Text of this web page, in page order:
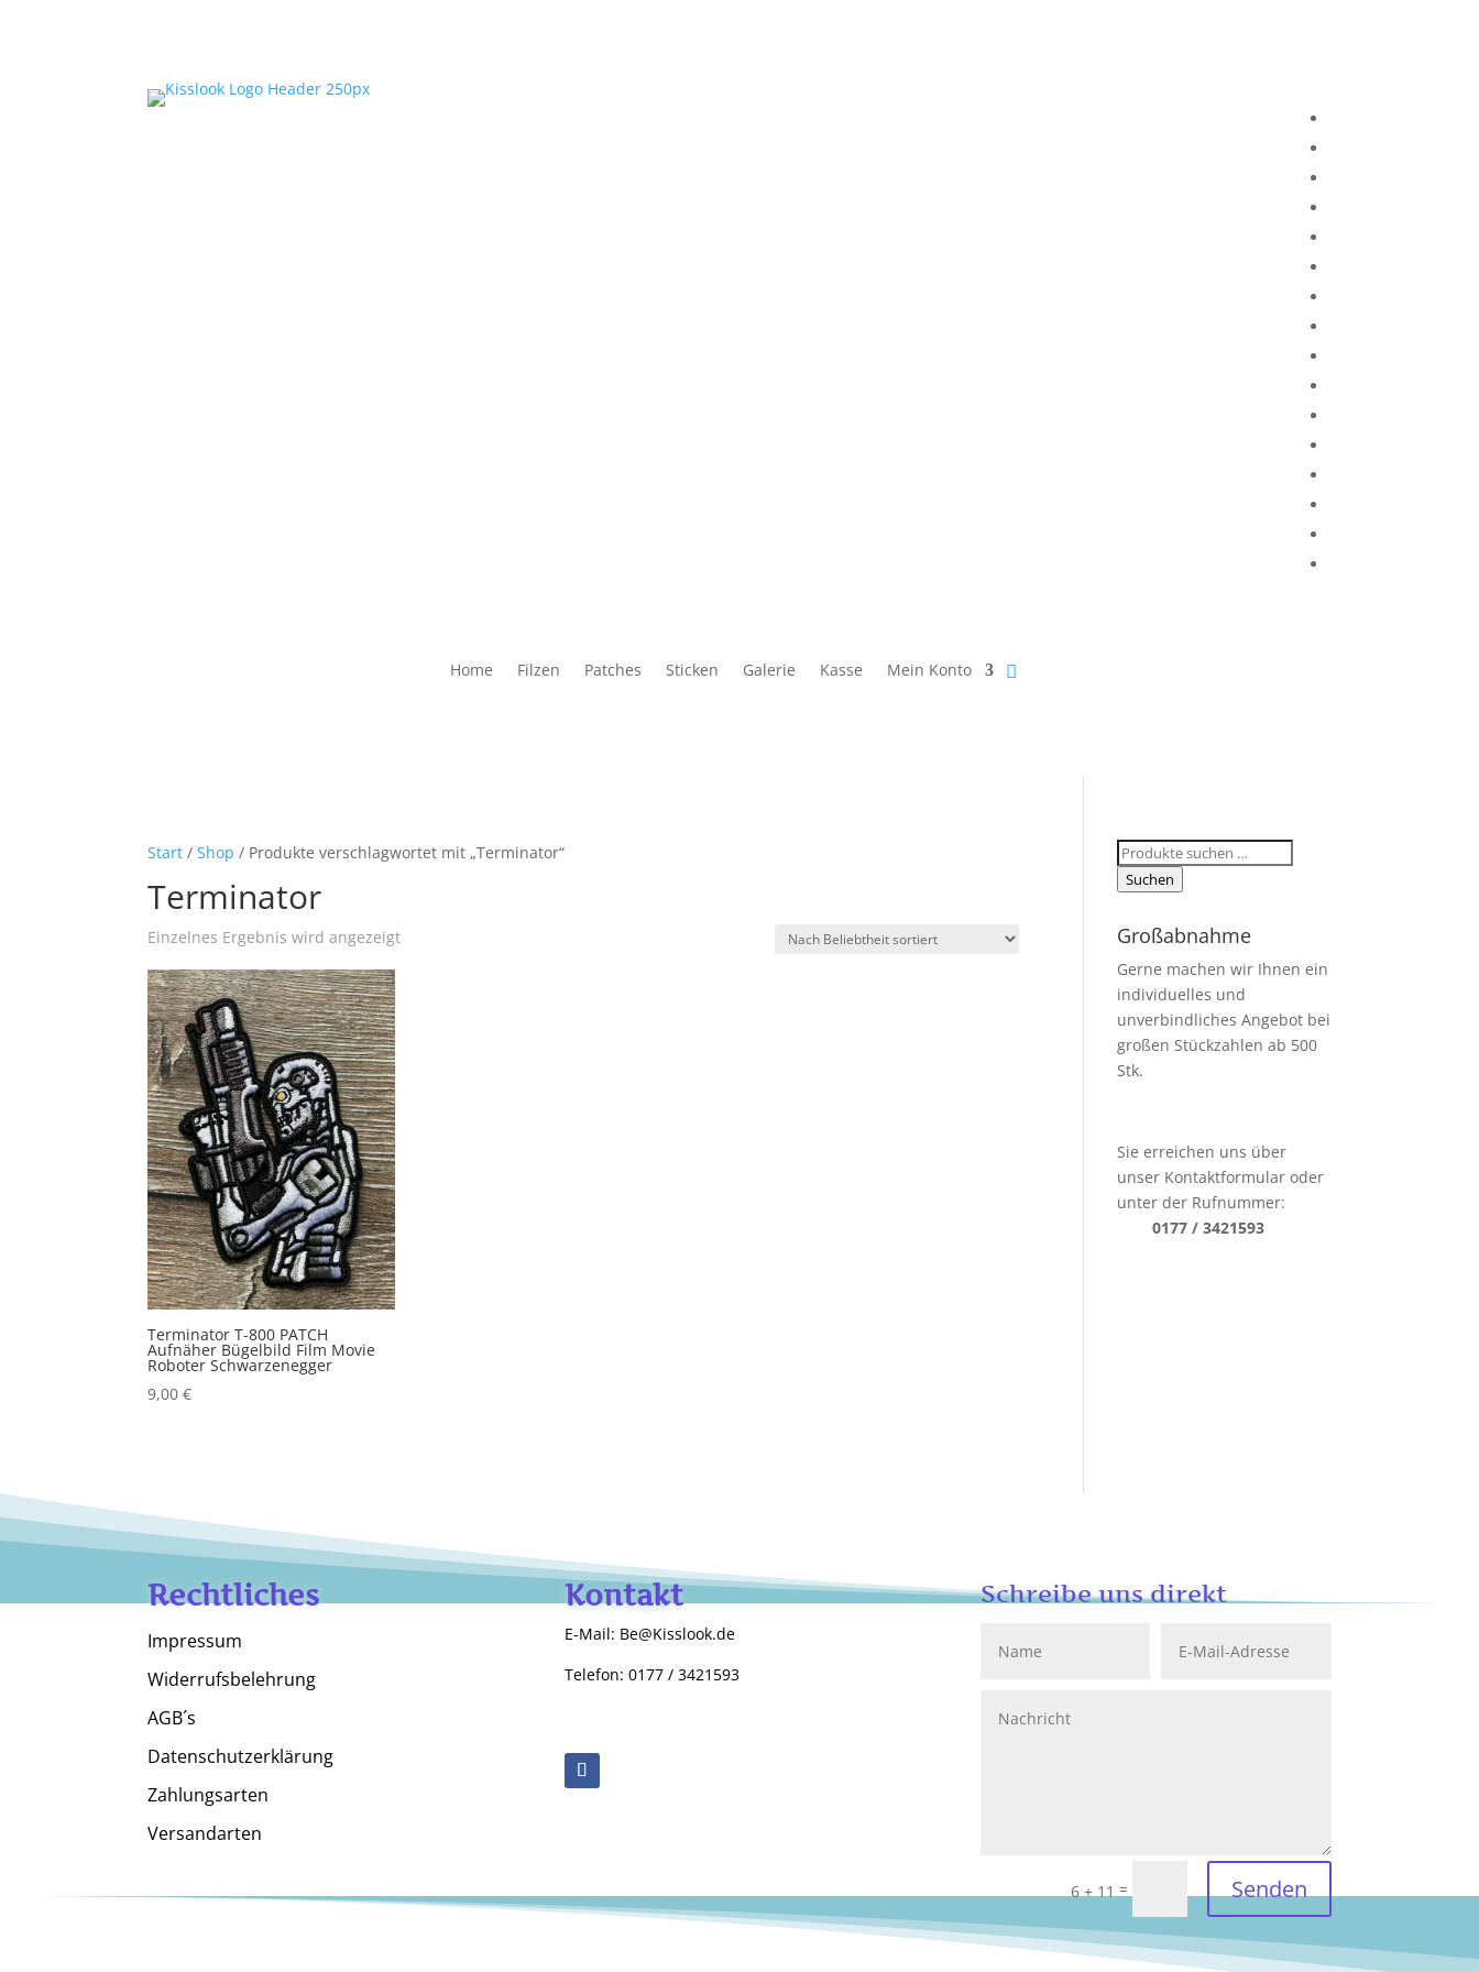
Home Filzen Patches Sticken Galerie Kasse Mein Konto
Start /Shop / Produkte verschlagwortet mit „Terminator“
Terminator
Einzelnes Ergebnis wird angezeigt
Terminator T-800 PATCH
Aufnäher Bügelbild Film Movie
Roboter Schwarzenegger
9,00€
Suchen
nach:
Suchen
Großabnahme
Gerne machen wir Ihnen ein
individuelles und
unverbindliches Angebot bei
großen Stückzahlen ab 500
Stk.
Sie erreichen uns über
unser Kontaktformular oder
unter der Rufnummer:
0177 / 3421593
Rechtliches
Impressum
Widerrufsbelehrung
AGB´s
Datenschutzerklärung
Zahlungsarten
Versandarten
Kontakt
E-Mail: Be@Kisslook.de
Telefon: 0177 / 3421593
Schreibe uns direkt
6 + 11 = Senden